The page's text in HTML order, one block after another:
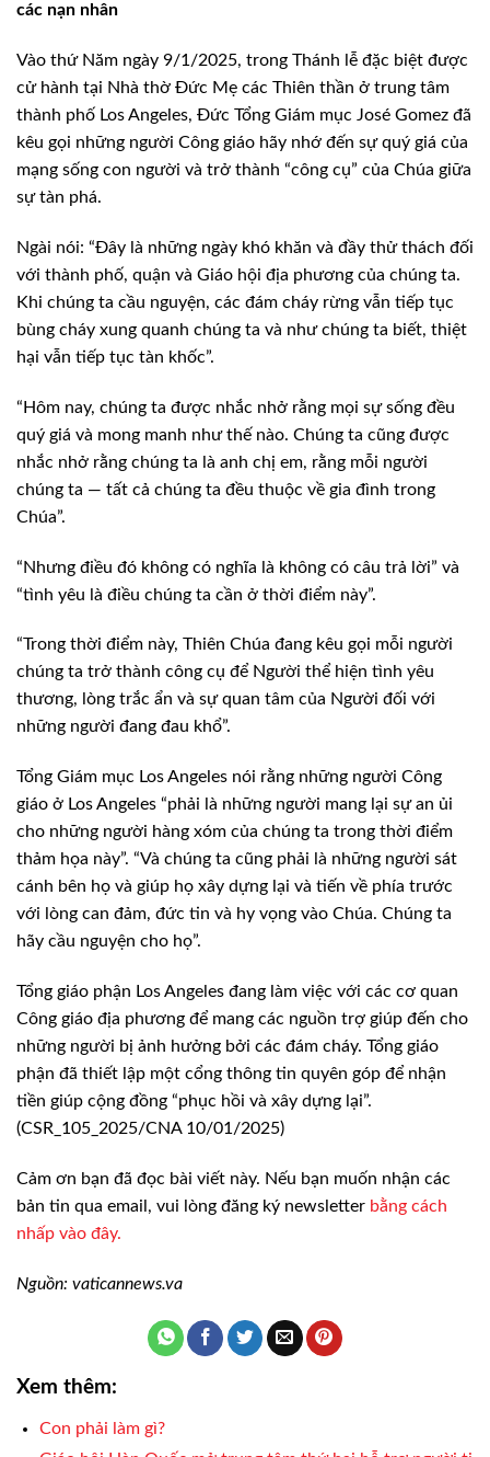
các nạn nhân
Vào thứ Năm ngày 9/1/2025, trong Thánh lễ đặc biệt được
cử hành tại Nhà thờ Đức Mẹ các Thiên thần ở trung tâm
thành phố Los Angeles, Đức Tổng Giám mục José Gomez đã
kêu gọi những người Công giáo hãy nhớ đến sự quý giá của
mạng sống con người và trở thành “công cụ” của Chúa giữa
sự tàn phá.
Ngài nói: “Đây là những ngày khó khăn và đầy thử thách đối
với thành phố, quận và Giáo hội địa phương của chúng ta.
Khi chúng ta cầu nguyện, các đám cháy rừng vẫn tiếp tục
bùng cháy xung quanh chúng ta và như chúng ta biết, thiệt
hại vẫn tiếp tục tàn khốc”.
“Hôm nay, chúng ta được nhắc nhở rằng mọi sự sống đều
quý giá và mong manh như thế nào. Chúng ta cũng được
nhắc nhở rằng chúng ta là anh chị em, rằng mỗi người
chúng ta — tất cả chúng ta đều thuộc về gia đình trong
Chúa”.
“Nhưng điều đó không có nghĩa là không có câu trả lời” và
“tình yêu là điều chúng ta cần ở thời điểm này”.
“Trong thời điểm này, Thiên Chúa đang kêu gọi mỗi người
chúng ta trở thành công cụ để Người thể hiện tình yêu
thương, lòng trắc ẩn và sự quan tâm của Người đối với
những người đang đau khổ”.
Tổng Giám mục Los Angeles nói rằng những người Công
giáo ở Los Angeles “phải là những người mang lại sự an ủi
cho những người hàng xóm của chúng ta trong thời điểm
thảm họa này”. “Và chúng ta cũng phải là những người sát
cánh bên họ và giúp họ xây dựng lại và tiến về phía trước
với lòng can đảm, đức tin và hy vọng vào Chúa. Chúng ta
hãy cầu nguyện cho họ”.
Tổng giáo phận Los Angeles đang làm việc với các cơ quan
Công giáo địa phương để mang các nguồn trợ giúp đến cho
những người bị ảnh hưởng bởi các đám cháy. Tổng giáo
phận đã thiết lập một cổng thông tin quyên góp để nhận
tiền giúp cộng đồng “phục hồi và xây dựng lại”.
(CSR_105_2025/CNA 10/01/2025)
Cảm ơn bạn đã đọc bài viết này. Nếu bạn muốn nhận các
bản tin qua email, vui lòng đăng ký newsletter bằng cách
nhấp vào đây.
Nguồn: vaticannews.va
Xem thêm:
Con phải làm gì?